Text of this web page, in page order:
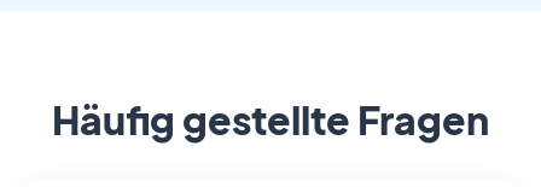
Häufig gestellte Fragen